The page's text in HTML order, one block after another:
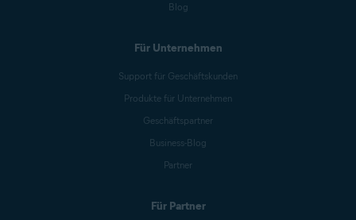
Blog
Für Unternehmen
Support für Geschäftskunden
Produkte für Unternehmen
Geschäftspartner
Business-Blog
Partner
Für Partner